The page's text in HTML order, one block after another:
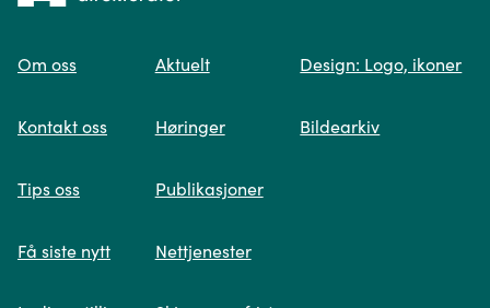
søk og viser deg vår mest relevante
forsiden
Om oss
Kontakt oss
Tips oss
Få siste nytt
Aktuelt
Høringer
Publikasjoner
Nettjenester
Design: Logo, ikoner
Bildearkiv